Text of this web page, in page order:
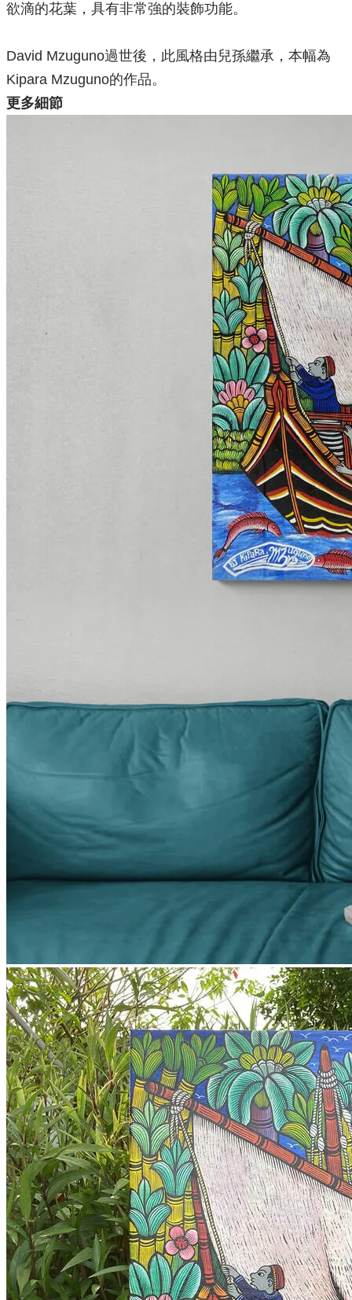
欲滴的花葉，具有非常強的裝飾功能。
David Mzuguno過世後，此風格由兒孫繼承，本幅為
Kipara Mzuguno的作品。
更多細節